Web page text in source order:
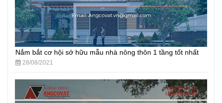
Nắm bắt cơ hội sở hữu mẫu nhà nông thôn 1 tầng tốt nhất
28/08/2021